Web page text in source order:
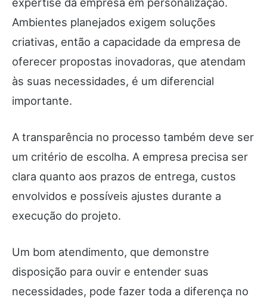
Ambientes planejados exigem soluções
criativas, então a capacidade da empresa de
oferecer propostas inovadoras, que atendam
às suas necessidades, é um diferencial
importante.
A transparência no processo também deve ser
um critério de escolha. A empresa precisa ser
clara quanto aos prazos de entrega, custos
envolvidos e possíveis ajustes durante a
execução do projeto.
Um bom atendimento, que demonstre
disposição para ouvir e entender suas
necessidades, pode fazer toda a diferença no